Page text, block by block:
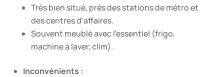
Très bien situé, près des stations de métro et
des centres d’affaires.
Souvent meublé avec l’essentiel (frigo,
machine à laver, clim).
Inconvénients :